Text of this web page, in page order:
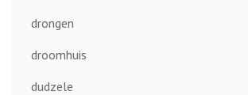
drongen
droomhuis
dudzele